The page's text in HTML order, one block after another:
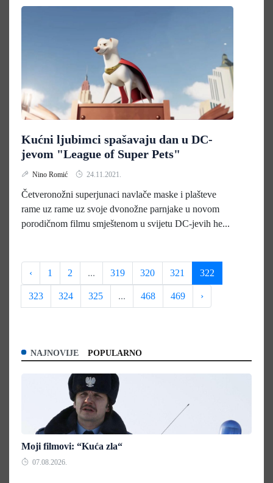
Kućni ljubimci spašavaju dan u DC-
jevom "League of Super Pets"
Nino Romić 24.11.2021.
Četveronožni superjunaci navlače maske i plašteve
rame uz rame uz svoje dvonožne parnjake u novom
porodičnom filmu smještenom u svijetu DC-jevih he...
‹ 1 2 ... 319 320 321 322
323 324 325 ... 468 469 ›
NAJNOVIJE POPULARNO
Moji filmovi: “Kuća zla“
07.08.2026.